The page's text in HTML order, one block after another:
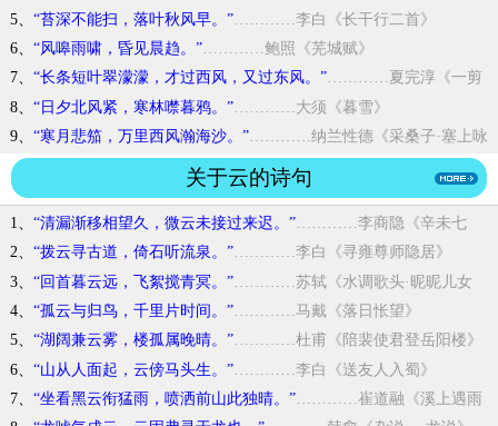
晓雾》
5、 “苔深不能扫，落叶秋风早。”…………李白《长干行二首》
6、 “风嗥雨啸，昏见晨趋。”…………鲍照《芜城赋》
7、 “长条短叶翠濛濛，才过西风，又过东风。”…………夏完淳《一剪
梅·咏柳》
8、 “日夕北风紧，寒林噤暮鸦。”…………大须《暮雪》
9、 “寒月悲笳，万里西风瀚海沙。”…………纳兰性德《采桑子·塞上咏
雪花》
关于云的诗句
1、 “清漏渐移相望久，微云未接过来迟。”…………李商隐《辛未七
夕》
2、 “拨云寻古道，倚石听流泉。”…………李白《寻雍尊师隐居》
3、 “回首暮云远，飞絮搅青冥。”…………苏轼《水调歌头·昵昵儿女
语》
4、 “孤云与归鸟，千里片时间。”…………马戴《落日怅望》
5、 “湖阔兼云雾，楼孤属晚晴。”…………杜甫《陪裴使君登岳阳楼》
6、 “山从人面起，云傍马头生。”…………李白《送友人入蜀》
7、 “坐看黑云衔猛雨，喷洒前山此独晴。”…………崔道融《溪上遇雨